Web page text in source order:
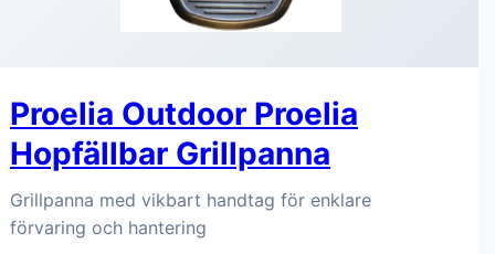
Proelia Outdoor Proelia
Hopfällbar Grillpanna
Grillpanna med vikbart handtag för enklare
förvaring och hantering